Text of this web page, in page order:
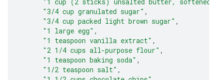
"3/4 cup granulated sugar" ,
"3/4 cup packed light brown sugar" ,
"1 large egg" ,
"1 teaspoon vanilla extract" ,
"2 1/4 cups all-purpose flour" ,
"1 teaspoon baking soda" ,
"1/2 teaspoon salt" ,